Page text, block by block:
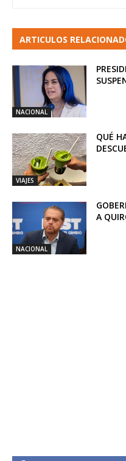
ARTICULOS
NACIONAL
VIAJES
QUÉ
NACIONAL
A